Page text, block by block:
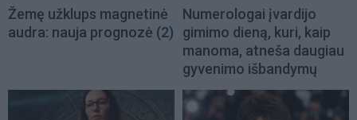
Žemę užklups magnetinė
audra: nauja prognozė (2)
Numerologai įvardijo
gimimo dieną, kuri, kaip
manoma, atneša daugiau
gyvenimo išbandymų